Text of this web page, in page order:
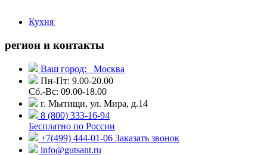
Кухня
регион и контакты
Ваш город:
Москва
Пн-Пт: 9.00-20.00
Сб.-Вс: 09.00-18.00
г. Мытищи, ул. Мира, д.14
8 (800) 333-16-94
Бесплатно по России
+7(499) 444-01-06 Заказать звонок
info@gutsant.ru